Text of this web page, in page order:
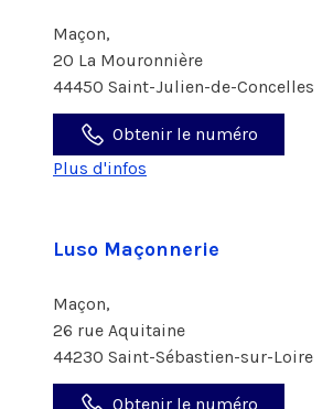
Maçon,
20 La Mouronnière
44450 Saint-Julien-de-Concelles
Obtenir le numéro
Plus d'infos
Luso Maçonnerie
Maçon,
26 rue Aquitaine
44230 Saint-Sébastien-sur-Loire
Obtenir le numéro